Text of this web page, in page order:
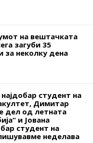
на вештачката
загуби 35
за неколку дена
студент на
Димитар
дел од летната
и Јована
студент на
неделава